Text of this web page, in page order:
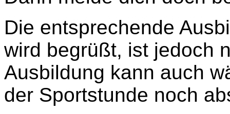
Die entsprechende
wird begrüßt, ist jedoch
Ausbildung kann auch
der Sportstunde noch